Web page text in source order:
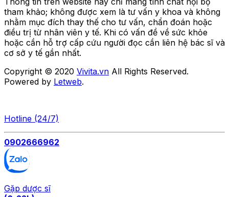
tham khảo; không được xem là tư vấn y khoa và không
nhằm mục đích thay thế cho tư vấn, chẩn đoán hoặc
điều trị từ nhân viên y tế. Khi có vấn đề về sức khỏe
hoặc cần hỗ trợ cấp cứu người đọc cần liên hệ bác sĩ và
cơ sở y tế gần nhất.
Copyright © 2020 Vivita.vn All Rights Reserved.
Powered by Letweb.
Hotline (24/7)
0902666962
Gặp dược sĩ